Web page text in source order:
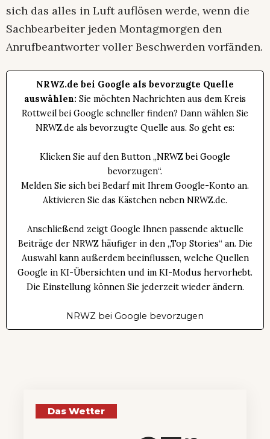
sich das alles in Luft auflösen werde, wenn die
Sachbearbeiter jeden Montagmorgen den
Anrufbeantworter voller Beschwerden vorfänden.
NRWZ.de bei Google als bevorzugte Quelle
auswählen: Sie möchten Nachrichten aus dem Kreis
Rottweil bei Google schneller finden? Dann wählen Sie
NRWZ.de als bevorzugte Quelle aus. So geht es:
Klicken Sie auf den Button „NRWZ bei Google
bevorzugen“.
Melden Sie sich bei Bedarf mit Ihrem Google-Konto an.
Aktivieren Sie das Kästchen neben NRWZ.de.
Anschließend zeigt Google Ihnen passende aktuelle
Beiträge der NRWZ häufiger in den „Top Stories“ an. Die
Auswahl kann außerdem beeinflussen, welche Quellen
Google in KI-Übersichten und im KI-Modus hervorhebt.
Die Einstellung können Sie jederzeit wieder ändern.
NRWZ bei Google bevorzugen
Das Wetter